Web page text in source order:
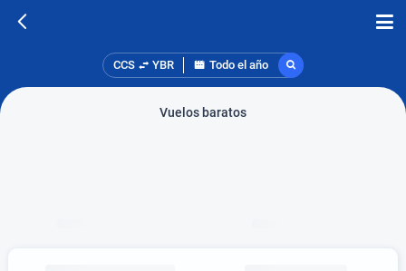
CCS YBR Todo el año
Vuelos baratos